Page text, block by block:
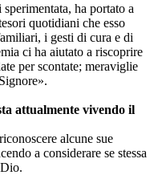
ha portato a
quotidiani che esso
i gesti di cura e di
ci ha aiutato a riscoprire
per scontate; meraviglie
attualmente vivendo il
alcune sue
a considerare se stessa